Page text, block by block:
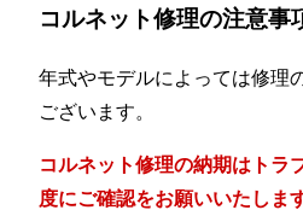
コルネット修理の注意事
年式やモデルによっては修理
ございます。
コルネット修理の納期はトラ
度にご確認をお願いいたします